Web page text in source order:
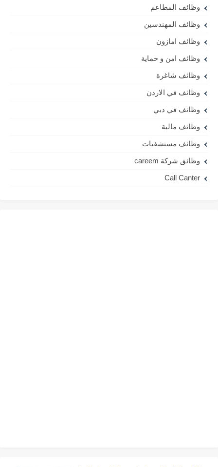
وظائف المطاعم
وظائف المهندسين
وظائف امازون
وظائف امن و حماية
وظائف شاغرة
وظائف في الاردن
وظائف في دبي
وظائف مالية
وظائف مستشفيات
وظائق شركة careem
Call Canter